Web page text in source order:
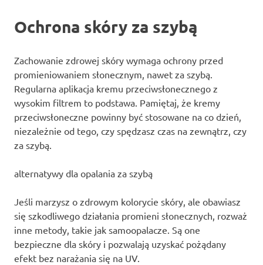
Ochrona skóry za szybą
Zachowanie zdrowej skóry wymaga ochrony przed
promieniowaniem słonecznym, nawet za szybą.
Regularna aplikacja kremu przeciwsłonecznego z
wysokim filtrem to podstawa. Pamiętaj, że kremy
przeciwsłoneczne powinny być stosowane na co dzień,
niezależnie od tego, czy spędzasz czas na zewnątrz, czy
za szybą.
alternatywy dla opalania za szybą
Jeśli marzysz o zdrowym kolorycie skóry, ale obawiasz
się szkodliwego działania promieni słonecznych, rozważ
inne metody, takie jak samoopalacze. Są one
bezpieczne dla skóry i pozwalają uzyskać pożądany
efekt bez narażania się na UV.